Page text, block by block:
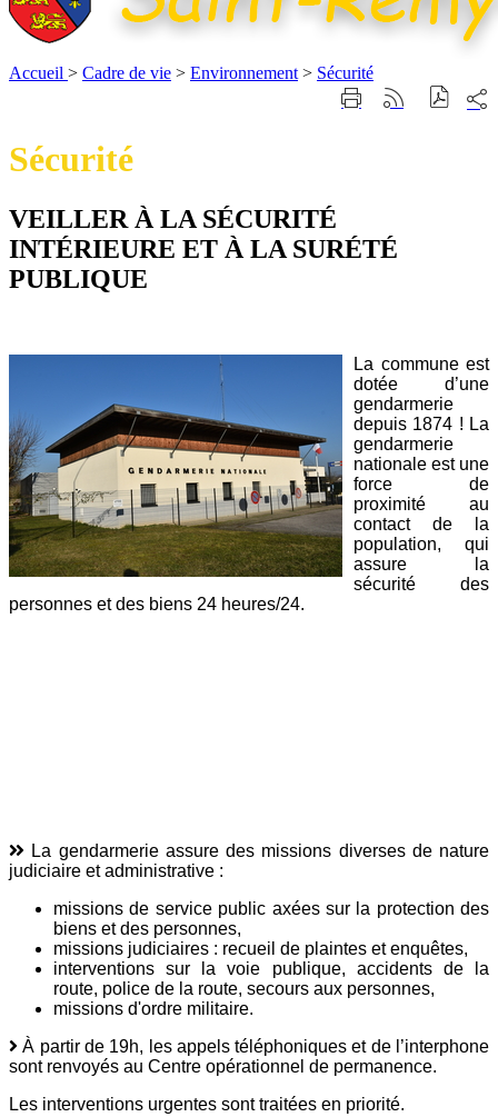
Accueil > Cadre de vie > Environnement > Sécurité
ImprimerGénérer
sur
Sécurité
VEILLER À LA SÉCURITÉ
INTÉRIEURE ET À LA SURÉTÉ
PUBLIQUE
La commune est
dotée d’une
gendarmerie
depuis 1874 ! La
gendarmerie
nationale est une
force de
proximité au
contact de la
population, qui
assure la
sécurité des
personnes et des biens 24 heures/24.
La gendarmerie assure des missions diverses de nature
judiciaire et administrative :
missions de service public axées sur la protection des
biens et des personnes,
missions judiciaires : recueil de plaintes et enquêtes,
interventions sur la voie publique, accidents de la
route, police de la route, secours aux personnes,
missions d'ordre militaire.
À partir de 19h, les appels téléphoniques et de l’interphone
sont renvoyés au Centre opérationnel de permanence.
Les interventions urgentes sont traitées en priorité.